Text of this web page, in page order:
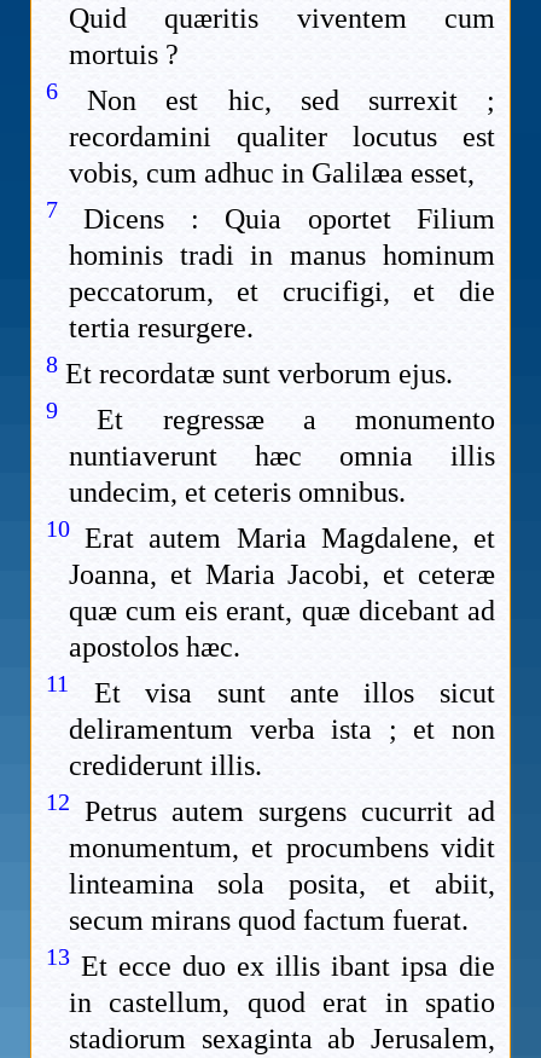
Quid quæritis viventem cum
mortuis ?
6
Non est hic, sed surrexit ;
recordamini qualiter locutus est
vobis, cum adhuc in Galilæa esset,
7
Dicens : Quia oportet Filium
hominis tradi in manus hominum
peccatorum, et crucifigi, et die
tertia resurgere.
8 Et recordatæ sunt verborum ejus.
9
Et regressæ a monumento
nuntiaverunt hæc omnia illis
undecim, et ceteris omnibus.
10 Erat autem Maria Magdalene, et
Joanna, et Maria Jacobi, et ceteræ
quæ cum eis erant, quæ dicebant ad
apostolos hæc.
11
Et visa sunt ante illos sicut
deliramentum verba ista ; et non
crediderunt illis.
12 Petrus autem surgens cucurrit ad
monumentum, et procumbens vidit
linteamina sola posita, et abiit,
secum mirans quod factum fuerat.
13 Et ecce duo ex illis ibant ipsa die
in castellum, quod erat in spatio
stadiorum sexaginta ab Jerusalem,